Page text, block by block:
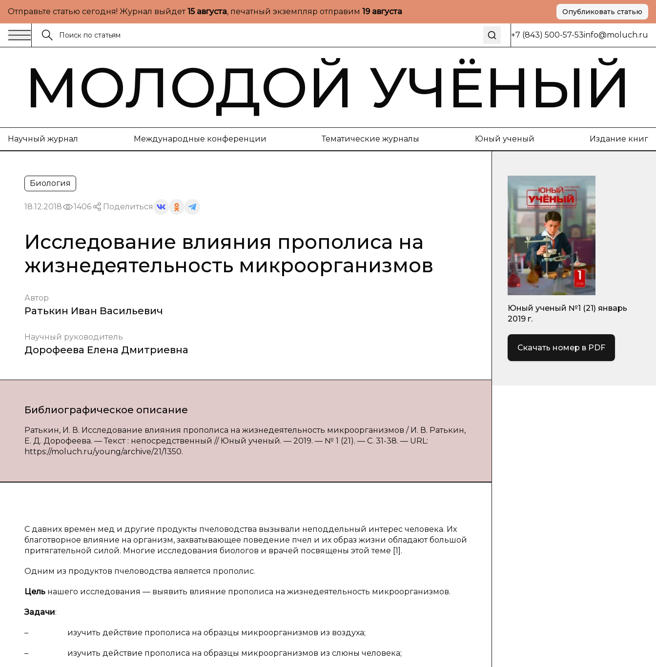
Отправьте статью сегодня! Журнал выйдет15 августа, печатный экземпляр отправим 19 августа Опубликовать статью
+7 (843) 500-57-53info@moluch.ru
МОЛОДОЙ УЧЁНЫЙ
Научный журнал Международные конференции Тематические журналы Юный ученый Издание книг
Биология
18.12.2018 1406 Поделиться
Исследование влияния прополиса на
жизнедеятельность микроорганизмов
Автор
Ратькин Иван Васильевич
Научный руководитель
Дорофеева Елена Дмитриевна
Библиографическое описание
Ратькин, И. В. Исследование влияния прополиса на жизнедеятельность микроорганизмов / И. В. Ратькин,
Е. Д. Дорофеева. — Текст : непосредственный // Юный ученый. — 2019. — № 1 (21). — С. 31-38. — URL:
https://moluch.ru/young/archive/21/1350.
С давних времен мед и другие продукты пчеловодства вызывали неподдельный интерес человека. Их
благотворное влияние на организм, захватывающее поведение пчел и их образ жизни обладают большой
притягательной силой. Многие исследования биологов и врачей посвящены этой теме [1].
Одним из продуктов пчеловодства является прополис.
Цель нашего исследования — выявить влияние прополиса на жизнедеятельность микроорганизмов.
Задачи:
– изучить действие прополиса на образцы микроорганизмов из воздуха;
– изучить действие прополиса на образцы микроорганизмов из слюны человека;
Юный ученый №1 (21) январь
2019 г.
Скачать номер в PDF